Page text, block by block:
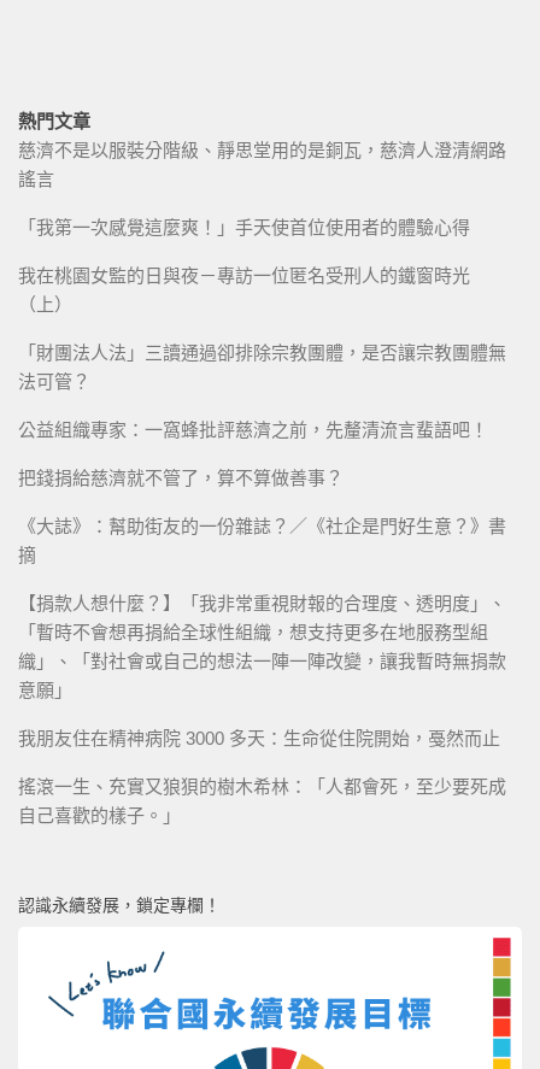
熱門文章
慈濟不是以服裝分階級、靜思堂用的是銅瓦，慈濟人澄清網路
謠言
「我第一次感覺這麼爽！」手天使首位使用者的體驗心得
我在桃園女監的日與夜－專訪一位匿名受刑人的鐵窗時光
（上）
「財團法人法」三讀通過卻排除宗教團體，是否讓宗教團體無
法可管？
公益組織專家：一窩蜂批評慈濟之前，先釐清流言蜚語吧！
把錢捐給慈濟就不管了，算不算做善事？
《大誌》：幫助街友的一份雜誌？／《社企是門好生意？》書
摘
【捐款人想什麼？】「我非常重視財報的合理度、透明度」、
「暫時不會想再捐給全球性組織，想支持更多在地服務型組
織」、「對社會或自己的想法一陣一陣改變，讓我暫時無捐款
意願」
我朋友住在精神病院 3000 多天：生命從住院開始，戞然而止
搖滾一生、充實又狼狽的樹木希林：「人都會死，至少要死成
自己喜歡的樣子。」
認識永續發展，鎖定專欄！